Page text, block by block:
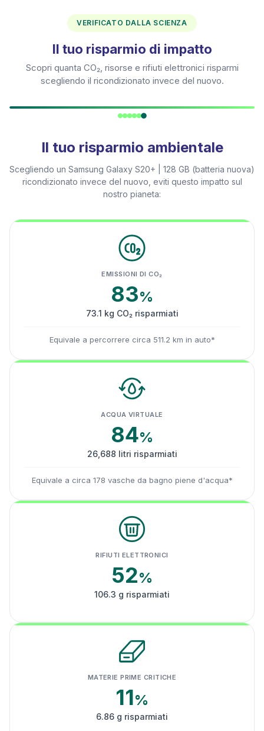
VERIFICATO DALLA SCIENZA
Il tuo risparmio di impatto
Scopri quanta CO₂, risorse e rifiuti elettronici risparmi
scegliendo il ricondizionato invece del nuovo.
Il tuo risparmio ambientale
Scegliendo un Samsung Galaxy S20+ | 128 GB (batteria nuova)
ricondizionato invece del nuovo, eviti questo impatto sul
nostro pianeta:
EMISSIONI DI CO₂
83%
73.1 kg CO₂ risparmiati
Equivale a percorrere circa 511.2 km in auto*
ACQUA VIRTUALE
84%
26,688 litri risparmiati
Equivale a circa 178 vasche da bagno piene d'acqua*
RIFIUTI ELETTRONICI
52%
106.3 g risparmiati
MATERIE PRIME CRITICHE
11%
6.86 g risparmiati